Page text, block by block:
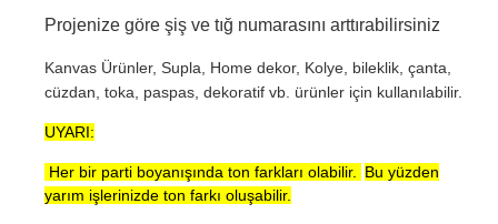
Projenize göre şiş ve tığ numarasını arttırabilirsiniz
Kanvas Ürünler, Supla, Home dekor, Kolye, bileklik, çanta,
cüzdan, toka, paspas, dekoratif vb. ürünler için kullanılabilir.
UYARI:
Her bir parti boyanışında ton farkları olabilir.
Bu yüzden
yarım işlerinizde ton farkı oluşabilir.